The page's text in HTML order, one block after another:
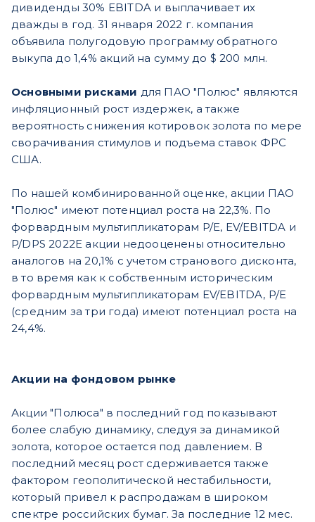
дивиденды 30% EBITDA и выплачивает их
дважды в год. 31 января 2022 г. компания
объявила полугодовую программу обратного
выкупа до 1,4% акций на сумму до $ 200 млн.
Основными рисками для ПАО "Полюс" являются
инфляционный рост издержек, а также
вероятность снижения котировок золота по мере
сворачивания стимулов и подъема ставок ФРС
США.
По нашей комбинированной оценке, акции ПАО
"Полюс" имеют потенциал роста на 22,3%. По
форвардным мультипликаторам P/E, EV/EBITDA и
P/DPS 2022Е акции недооценены относительно
аналогов на 20,1% с учетом странового дисконта,
в то время как к собственным историческим
форвардным мультипликаторам EV/EBITDA, P/E
(средним за три года) имеют потенциал роста на
24,4%.
Акции на фондовом рынке
Акции "Полюса" в последний год показывают
более слабую динамику, следуя за динамикой
золота, которое остается под давлением. В
последний месяц рост сдерживается также
фактором геополитической нестабильности,
который привел к распродажам в широком
спектре российских бумаг. За последние 12 мес.